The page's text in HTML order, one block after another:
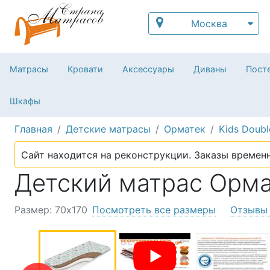
Москва
Матрасы Кровати Аксессуары Диваны
Шкафы
Главная Детские матрасы Орматек Kids
Сайт находится на реконструкции. Заказы
Детский матрас
Размер: 70х170 Посмотреть все размеры Отзывы